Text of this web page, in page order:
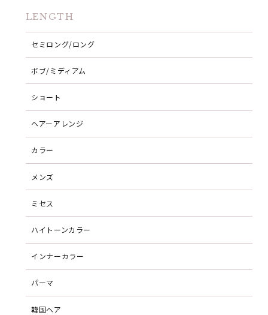
LENGTH
セミロング/ロング
ボブ/ミディアム
ショート
ヘアーアレンジ
カラー
メンズ
ミセス
ハイトーンカラー
インナーカラー
パーマ
韓国ヘア